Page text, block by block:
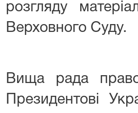
розгляду
Верховного Суду.
Вища рада
Президентові